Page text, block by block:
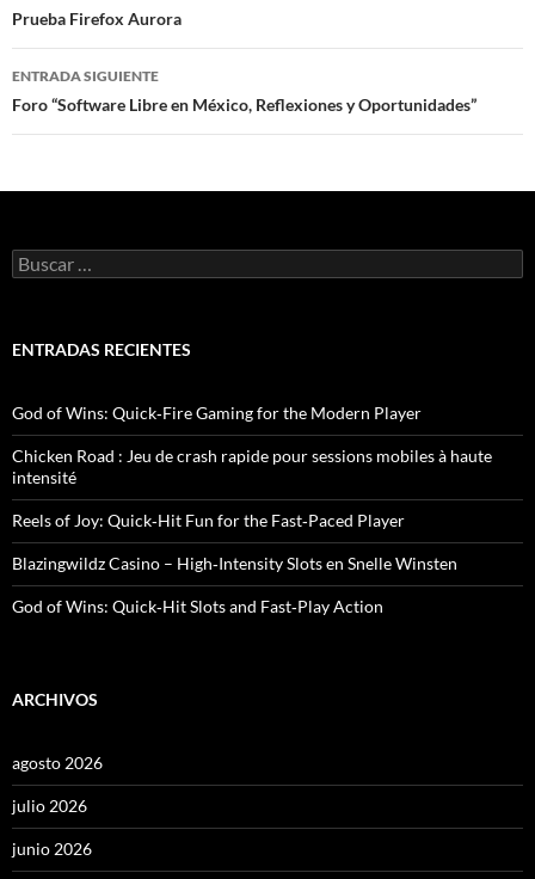
Navegación
de
entradas
Prueba Firefox Aurora
ENTRADA SIGUIENTE
Foro “Software Libre en México, Reflexiones y Oportunidades”
B
u
a
ENTRADAS RECIENTES
God of Wins: Quick‑Fire Gaming for the Modern Player
Chicken Road : Jeu de crash rapide pour sessions mobiles à haute
intensité
Reels of Joy: Quick‑Hit Fun for the Fast‑Paced Player
Blazingwildz Casino – High‑Intensity Slots en Snelle Winsten
God of Wins: Quick‑Hit Slots and Fast‑Play Action
ARCHIVOS
agosto 2026
julio 2026
junio 2026